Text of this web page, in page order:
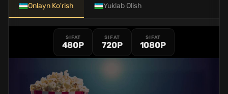
Onlayn Ko'rish Yuklab Olish
SIFAT
480P
SIFAT
720P
SIFAT
1080P